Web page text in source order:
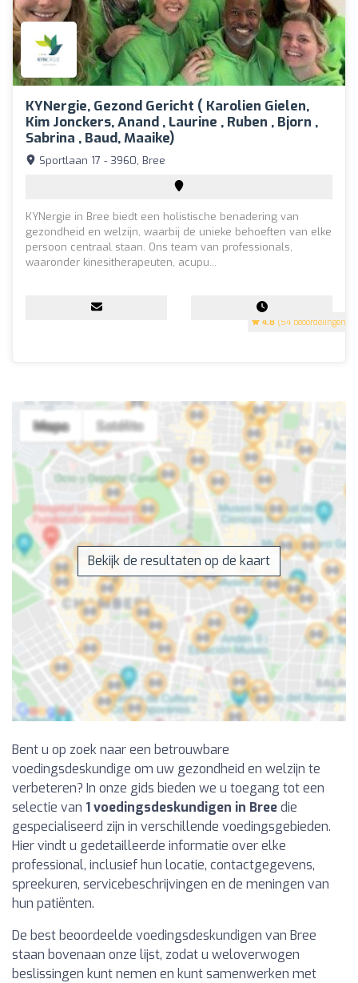
KYNergie, Gezond Gericht ( Karolien Gielen,
Kim Jonckers, Anand , Laurine , Ruben , Bjorn ,
Sabrina , Baud, Maaike)
4.8 (54 beoordelingen)
Sportlaan 17 - 3960, Bree
KYNergie in Bree biedt een holistische benadering van
gezondheid en welzijn, waarbij de unieke behoeften van elke
persoon centraal staan. Ons team van professionals,
waaronder kinesitherapeuten, acupu...
Bekijk de resultaten op de kaart
Bent u op zoek naar een betrouwbare
voedingsdeskundige om uw gezondheid en welzijn te
verbeteren? In onze gids bieden we u toegang tot een
selectie van 1 voedingsdeskundigen in Breedie
gespecialiseerd zijn in verschillende voedingsgebieden.
Hier vindt u gedetailleerde informatie over elke
professional, inclusief hun locatie, contactgegevens,
spreekuren, servicebeschrijvingen en de meningen van
hun patiënten.
De best beoordeelde voedingsdeskundigen van Bree
staan bovenaan onze lijst, zodat u weloverwogen
beslissingen kunt nemen en kunt samenwerken met